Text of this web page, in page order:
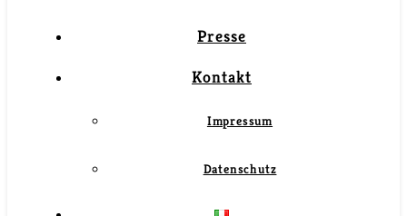
Presse
Kontakt
Impressum
Datenschutz